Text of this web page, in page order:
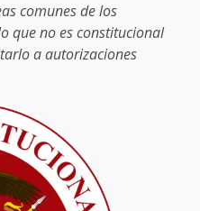
comunes de los
que no es constitucional
a autorizaciones